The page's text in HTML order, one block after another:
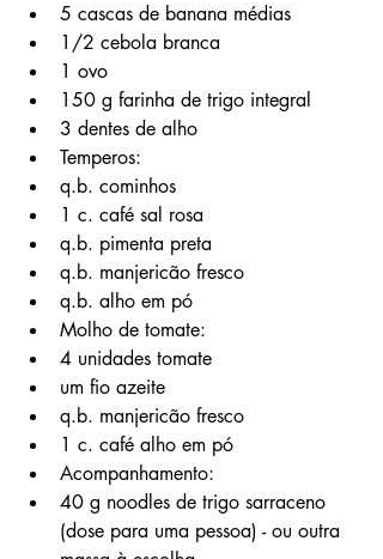
5 cascas de banana médias
1/2 cebola branca
1 ovo
150 g farinha de trigo integral
3 dentes de alho
Temperos:
q.b. cominhos
1 c. café sal rosa
q.b. pimenta preta
q.b. manjericão fresco
q.b. alho em pó
Molho de tomate:
4 unidades tomate
um fio azeite
q.b. manjericão fresco
1 c. café alho em pó
Acompanhamento:
40 g noodles de trigo sarraceno
(dose para uma pessoa) - ou outra